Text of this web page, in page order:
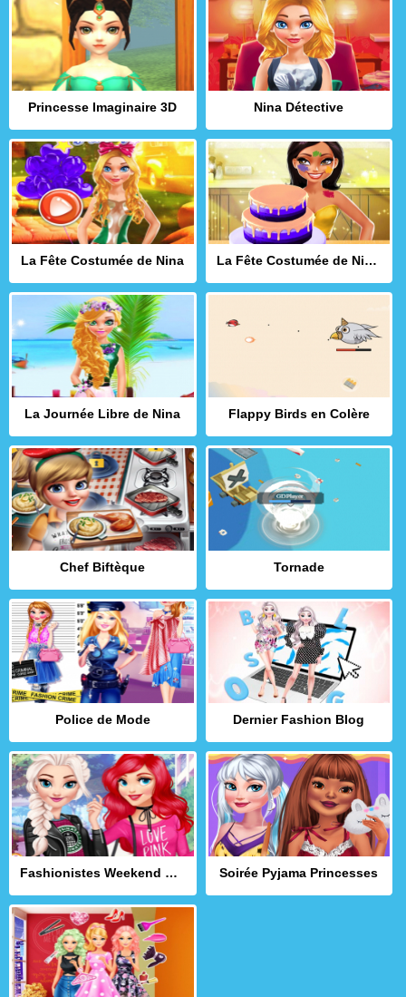
Princesse Imaginaire 3D Nina Détective
La Fête Costumée de Nina La Fête Costumée de Nina 2
La Journée Libre de Nina Flappy Birds en Colère
Chef Biftèque Tornade
Police de Mode Dernier Fashion Blog
Fashionistes Weekend Décontracté Soirée Pyjama Princesses